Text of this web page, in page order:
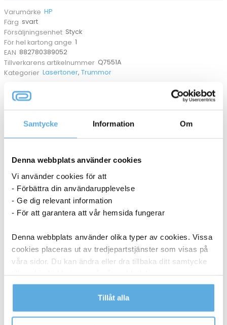
Samtycke Information Om
Denna webbplats använder cookies
Vi använder cookies för att
- Förbättra din användarupplevelse
- Ge dig relevant information
- För att garantera att vår hemsida fungerar
Denna webbplats använder olika typer av cookies. Vissa
cookies placeras ut av tredjepartstjänster som visas på
våra sidor. Du kan ändra eller dra tillbaka ditt samtycke
Läs mer i vår integritetspolicy om vilka vi är, hur du
kontaktar oss och på vilket sätt vi behandlar
Tillåt alla
Varumärke HP
Färg svart
Försäljningsenhet Styck
För hel kartong ange 1
EAN 882780389052
Tillverkarens artikelnummer Q7551A
Kategorier Lasertoner,Trummor